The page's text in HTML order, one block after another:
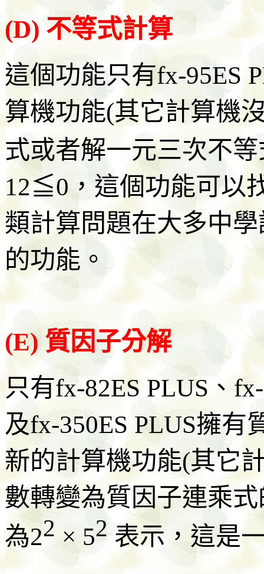
(D) 不等式計算
這個功能只有fx-95ES
算機功能(其它計算機
式或者解一元三次不
12≦0，這個功能可以
類計算問題在大多中
的功能。
(E) 質因子分解
只有fx-82ES PLUS、
及fx-350ES PLUS擁
新的計算機功能(其它
數轉變為質因子連乘
為22 × 52 表示，這是